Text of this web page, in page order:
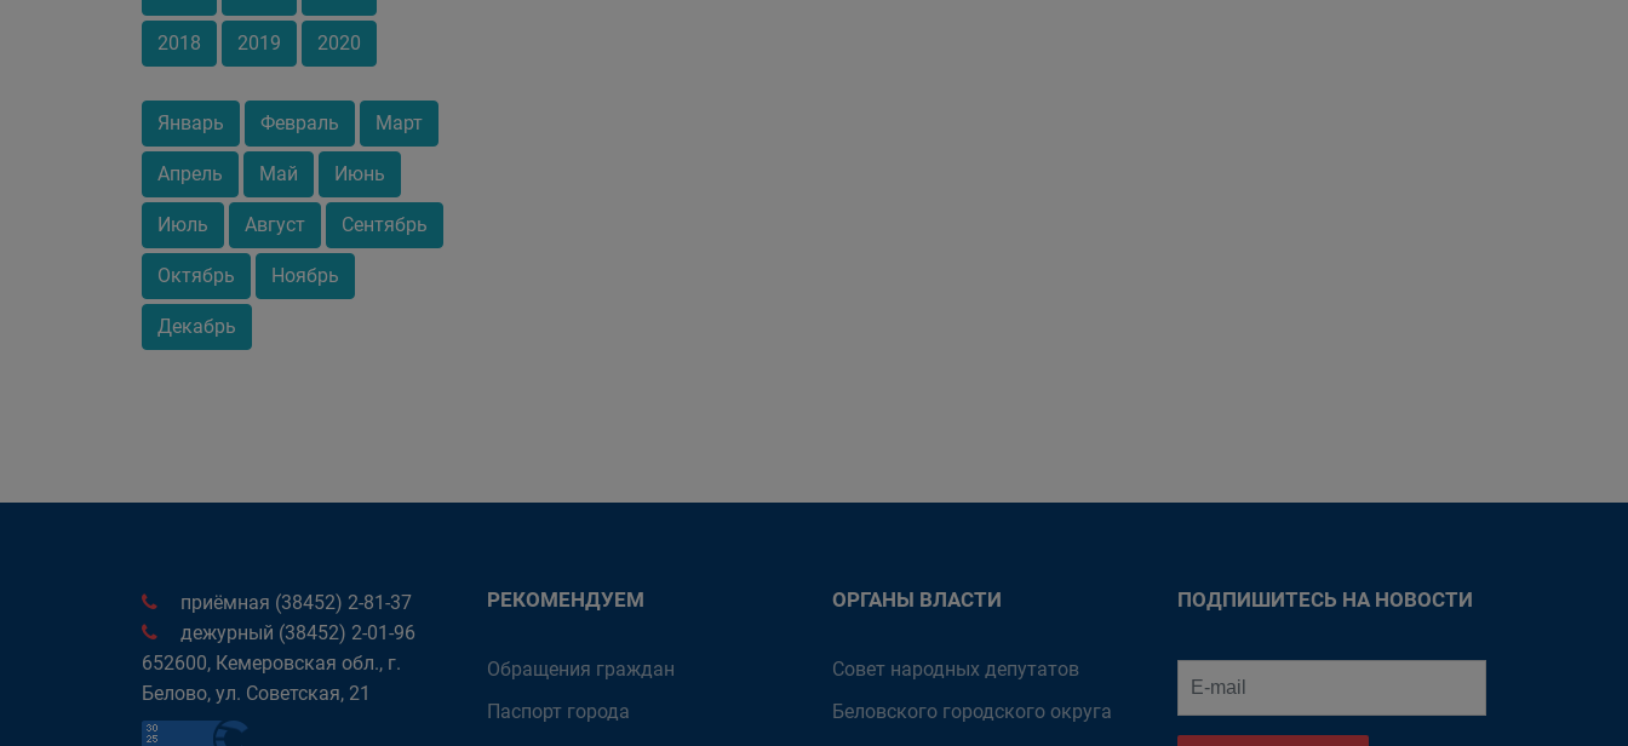
2018 2019 2020
Январь Февраль Март
Апрель Май Июнь
Июль Август Сентябрь
Октябрь Ноябрь
Декабрь
приёмная (38452) 2-81-37
дежурный (38452) 2-01-96
652600, Кемеровская обл., г.
Белово, ул. Советская, 21
РЕКОМЕНДУЕМ
Обращения граждан
Паспорт города
ОРГАНЫ ВЛАСТИ
Совет народных депутатов
Беловского городского округа
ПОДПИШИТЕСЬ НА НОВОСТИ